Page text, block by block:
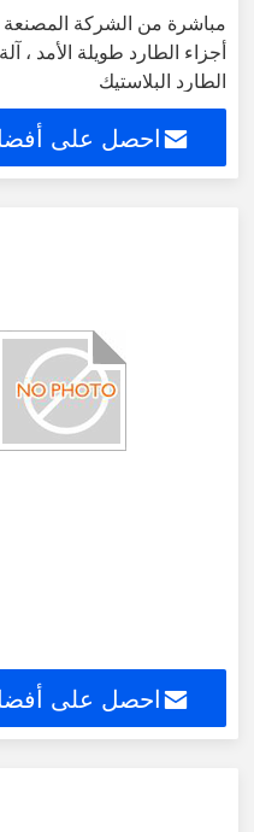
مباشرة من الشركة المصنعة
أجزاء الطارد طويلة الأمد ،
الطارد البلاستيك
احصل على
احصل على